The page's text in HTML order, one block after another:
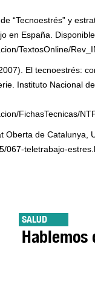
“Tecnoestrés” y
en España.
TextosOnline/
El tecnoestrés:
Instituto Nacional
FichasTecnicas/
de Catalunya,
067-teletrabajo-
SALUD
Hablemos